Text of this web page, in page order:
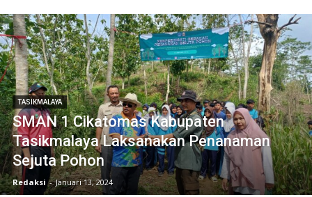
TASIKMALAYA
SMAN 1 Cikatomas Kabupaten
Tasikmalaya Laksanakan Penanaman
Sejuta Pohon
Redaksi - Januari 13, 2024